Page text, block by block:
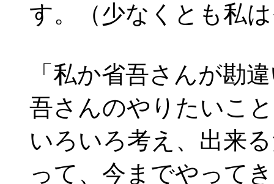
す。（少なくとも私
「私か省吾さんが勘
吾さんのやりたいこ
いろいろ考え、出来
って、今までやって